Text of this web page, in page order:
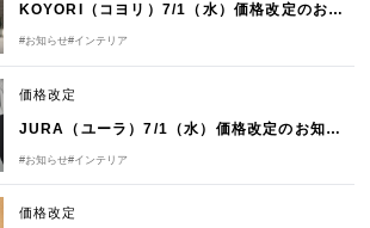
KOYORI（コヨリ）7/1（水）価格改定のお知らせ
#お知らせ#インテリア
価格改定
JURA（ユーラ）7/1（水）価格改定のお知らせ
#お知らせ#インテリア
価格改定